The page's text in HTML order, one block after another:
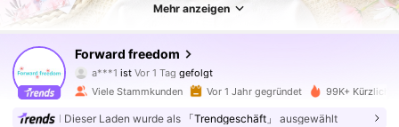
Mehr anzeigen
Forward freedom
a***1 ist Vor 1 Tag gefolgt
ist am Durchsuchen
4,94
17K Follower
Viele Stammkunden Vor 1 Jahr gegründet 99K+ Kürzlich
Dieser Laden wurde als 「Trendgeschäft」 ausgewählt